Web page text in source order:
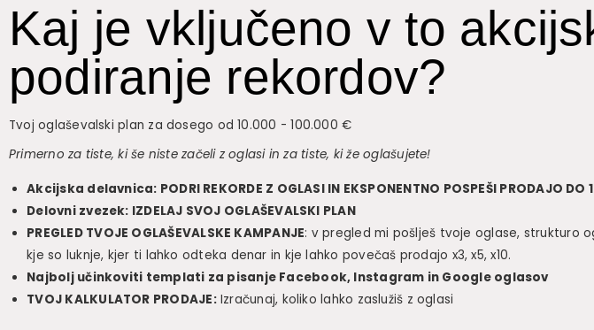
Kaj je vključeno v to
podiranje rekordov?
Tvoj oglaševalski plan za dosego od 10.000 - 100.000 €
Primerno za tiste, ki še niste začeli z oglasi in za tiste, ki že oglašujete!
Akcijska delavnica: PODRI REKORDE Z OGLASI IN EKSPONENTNO POSPEŠI PRODAJO
Delovni zvezek: IZDELAJ SVOJ OGLAŠEVALSKI PLAN
PREGLED TVOJE OGLAŠEVALSKE KAMPANJE: v pregled mi pošlješ tvoje oglase, strukturo
kje so luknje, kjer ti lahko odteka denar in kje lahko povečaš prodajo x3, x5, x10.
Najbolj učinkoviti templati za pisanje Facebook, Instagram in Google oglasov
TVOJ KALKULATOR PRODAJE:Izračunaj, koliko lahko zaslužiš z oglasi